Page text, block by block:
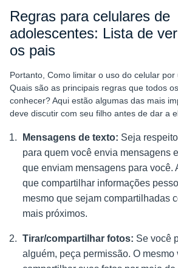
Regras para celulares de
adolescentes: Lista de
os pais
Portanto, Como limitar o uso do celular
Quais são as principais regras que todos
conhecer? Aqui estão algumas das mais
deve discutir com seu filho antes de dar a
Mensagens de texto: Seja
para quem você envia mensagens
que enviam mensagens para você.
que compartilhar informações
mesmo que sejam compartilhadas
mais próximos.
Tirar/compartilhar fotos: Se você
alguém, peça permissão. O mesmo